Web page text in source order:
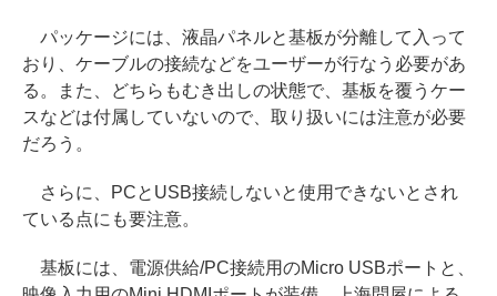
パッケージには、液晶パネルと基板が分離して入って
おり、ケーブルの接続などをユーザーが行なう必要があ
る。また、どちらもむき出しの状態で、基板を覆うケー
スなどは付属していないので、取り扱いには注意が必要
だろう。
さらに、PCとUSB接続しないと使用できないとされ
ている点にも要注意。
基板には、電源供給/PC接続用のMicro USBポートと、